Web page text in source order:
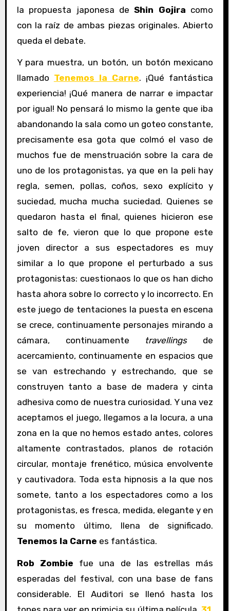
la propuesta japonesa deShin Gojira como
con la raíz de ambas piezas originales. Abierto
queda el debate.
Y para muestra, un botón, un botón mexicano
llamado Tenemos la Carne. ¡Qué fantástica
experiencia! ¡Qué manera de narrar e impactar
por igual! No pensará lo mismo la gente que iba
abandonando la sala como un goteo constante,
precisamente esa gota que colmó el vaso de
muchos fue de menstruación sobre la cara de
uno de los protagonistas, ya que en la peli hay
regla, semen, pollas, coños, sexo explícito y
suciedad, mucha mucha suciedad. Quienes se
quedaron hasta el final, quienes hicieron ese
salto de fe, vieron que lo que propone este
joven director a sus espectadores es muy
similar a lo que propone el perturbado a sus
protagonistas: cuestionaos lo que os han dicho
hasta ahora sobre lo correcto y lo incorrecto. En
este juego de tentaciones la puesta en escena
se crece, continuamente personajes mirando a
cámara, continuamente travellingsde
acercamiento, continuamente en espacios que
se van estrechando y estrechando, que se
construyen tanto a base de madera y cinta
adhesiva como de nuestra curiosidad. Y una vez
aceptamos el juego, llegamos a la locura, a una
zona en la que no hemos estado antes, colores
altamente contrastados, planos de rotación
circular, montaje frenético, música envolvente
y cautivadora. Toda esta hipnosis a la que nos
somete, tanto a los espectadores como a los
protagonistas, es fresca, medida, elegante y en
su momento último, llena de significado.
Tenemos la Carne es fantástica.
Rob Zombie fue una de las estrellas más
esperadas del festival, con una base de fans
considerable. El Auditori se llenó hasta los